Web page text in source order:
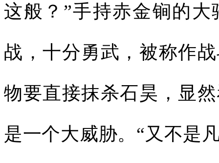
这般？”手持赤金锏的
战，十分勇武，被称作
物要直接抹杀石昊，显
是一个大威胁。“又不是